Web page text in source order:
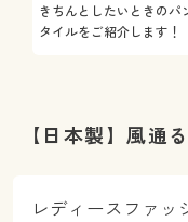
きちんとしたいときのパ
タイルをご紹介します！
【日本製】風通
レディースファッ